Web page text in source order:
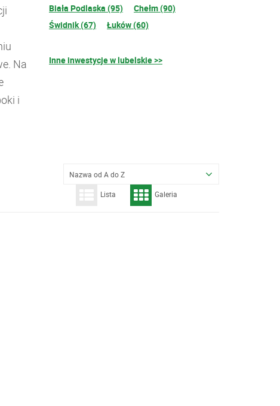
Na
i
Biała Podlaska (95)
Chełm (90)
Świdnik (67)
Łuków (60)
Inne inwestycje w lubelskie >>
Nazwa od A do Z
Lista Galeria